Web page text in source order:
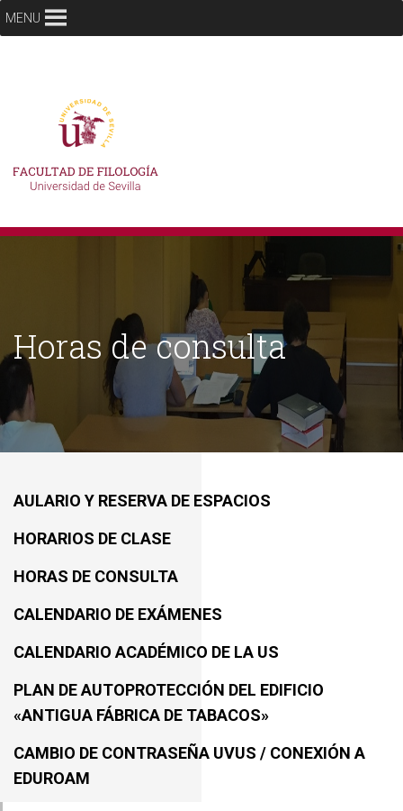
MENU
Horas de consulta
AULARIO Y RESERVA DE ESPACIOS
HORARIOS DE CLASE
HORAS DE CONSULTA
CALENDARIO DE EXÁMENES
CALENDARIO ACADÉMICO DE LA US
PLAN DE AUTOPROTECCIÓN DEL EDIFICIO
«ANTIGUA FÁBRICA DE TABACOS»
CAMBIO DE CONTRASEÑA UVUS / CONEXIÓN A
EDUROAM